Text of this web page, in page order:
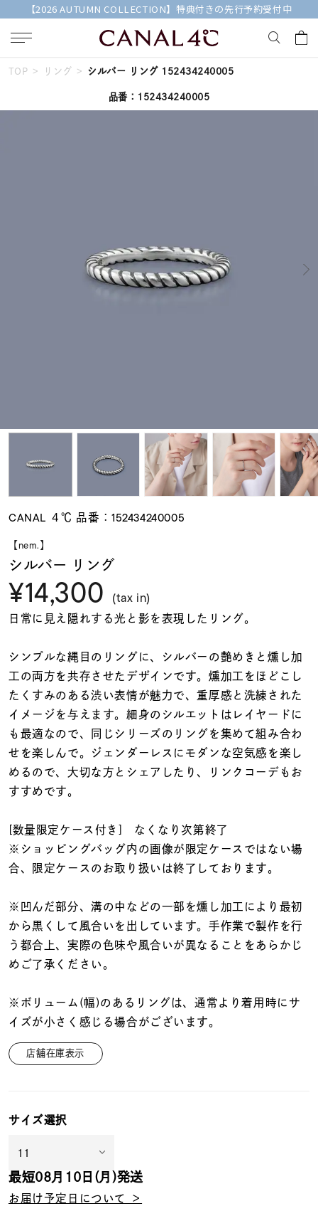
【2026 AUTUMN COLLECTION】特典付きの先行予約受付中
キーワードで検索する
ト
コレクション
レディース
リングサイズ
リングサイズ
価格 ¥0
在庫 在庫ありのみ すべて表示
TOP リング シルバー リング 152434240005
品番：152434240005
CANAL ４℃ 品番：152434240005
【nem.】
シルバー リング
¥14,300 (tax in)
日常に見え隠れする光と影を表現したリング。
シンプルな縄目のリングに、シルバーの艶めきと燻し加
工の両方を共存させたデザインです。燻加工をほどこし
たくすみのある渋い表情が魅力で、重厚感と洗練された
イメージを与えます。細身のシルエットはレイヤードに
も最適なので、同じシリーズのリングを集めて組み合わ
せを楽しんで。ジェンダーレスにモダンな空気感を楽し
めるので、大切な方とシェアしたり、リンクコーデもお
すすめです。
[数量限定ケース付き] なくなり次第終了
※ショッピングバッグ内の画像が限定ケースではない場
合、限定ケースのお取り扱いは終了しております。
※凹んだ部分、溝の中などの一部を燻し加工により最初
から黒くして風合いを出しています。手作業で製作を行
う都合上、実際の色味や風合いが異なることをあらかじ
めご了承ください。
※ボリューム(幅)のあるリングは、通常より着用時にサ
イズが小さく感じる場合がございます。
店舗在庫表示
サイズ選択
最短08月10日(月)発送
お届け予定日について ＞